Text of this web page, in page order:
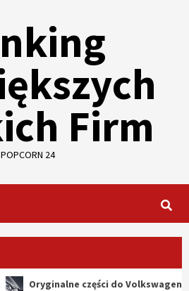
Firm
POPCORN 24
części do Volkswagena –